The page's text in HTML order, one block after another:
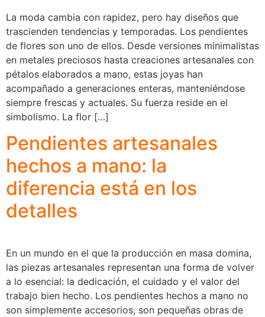
La moda cambia con rapidez, pero hay diseños que
trascienden tendencias y temporadas. Los pendientes
de flores son uno de ellos. Desde versiones minimalistas
en metales preciosos hasta creaciones artesanales con
pétalos elaborados a mano, estas joyas han
acompañado a generaciones enteras, manteniéndose
siempre frescas y actuales. Su fuerza reside en el
simbolismo. La flor […]
Pendientes artesanales
hechos a mano: la
diferencia está en los
detalles
En un mundo en el que la producción en masa domina,
las piezas artesanales representan una forma de volver
a lo esencial: la dedicación, el cuidado y el valor del
trabajo bien hecho. Los pendientes hechos a mano no
son simplemente accesorios, son pequeñas obras de